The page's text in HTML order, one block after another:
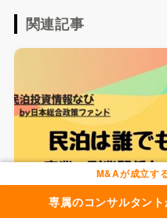
関連記事
M&Aが成立する
専属のコンサルタント